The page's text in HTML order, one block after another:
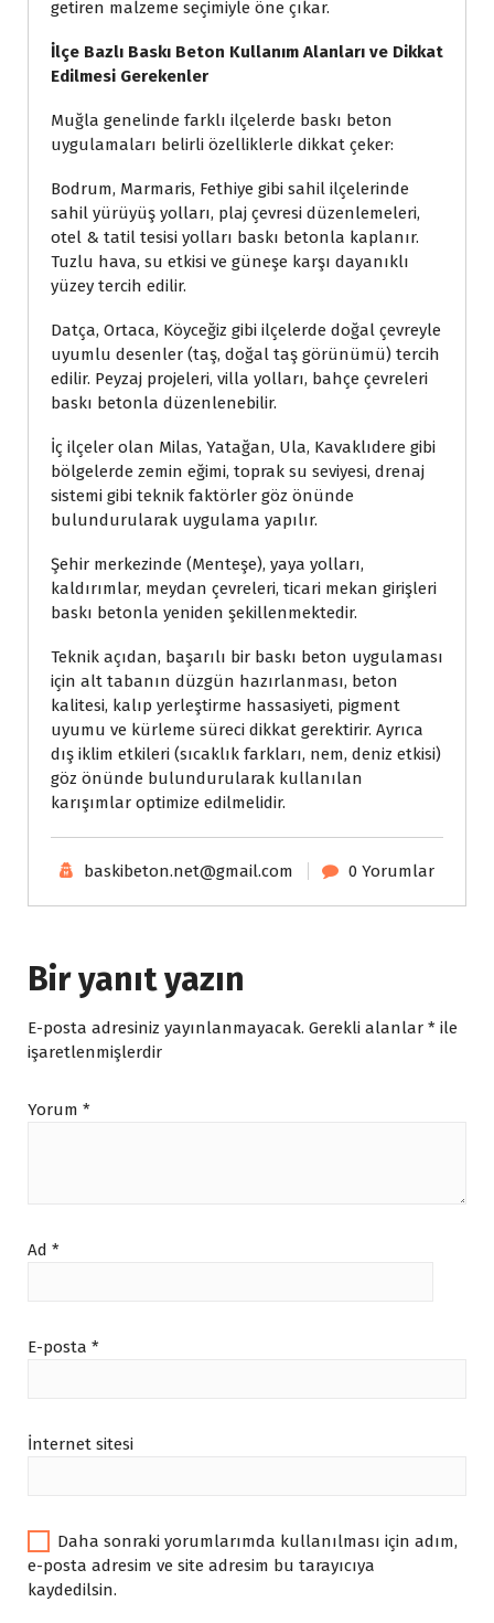
getiren malzeme seçimiyle öne çıkar.
İlçe Bazlı Baskı Beton Kullanım Alanları ve Dikkat
Edilmesi Gerekenler
Muğla genelinde farklı ilçelerde baskı beton
uygulamaları belirli özelliklerle dikkat çeker:
Bodrum, Marmaris, Fethiye gibi sahil ilçelerinde
sahil yürüyüş yolları, plaj çevresi düzenlemeleri,
otel & tatil tesisi yolları baskı betonla kaplanır.
Tuzlu hava, su etkisi ve güneşe karşı dayanıklı
yüzey tercih edilir.
Datça, Ortaca, Köyceğiz gibi ilçelerde doğal çevreyle
uyumlu desenler (taş, doğal taş görünümü) tercih
edilir. Peyzaj projeleri, villa yolları, bahçe çevreleri
baskı betonla düzenlenebilir.
İç ilçeler olan Milas, Yatağan, Ula, Kavaklıdere gibi
bölgelerde zemin eğimi, toprak su seviyesi, drenaj
sistemi gibi teknik faktörler göz önünde
bulundurularak uygulama yapılır.
Şehir merkezinde (Menteşe), yaya yolları,
kaldırımlar, meydan çevreleri, ticari mekan girişleri
baskı betonla yeniden şekillenmektedir.
Teknik açıdan, başarılı bir baskı beton uygulaması
için alt tabanın düzgün hazırlanması, beton
kalitesi, kalıp yerleştirme hassasiyeti, pigment
uyumu ve kürleme süreci dikkat gerektirir. Ayrıca
dış iklim etkileri (sıcaklık farkları, nem, deniz etkisi)
göz önünde bulundurularak kullanılan
karışımlar optimize edilmelidir.
baskibeton.net@gmail.com 0 Yorumlar
Bir yanıt yazın
E-posta adresiniz yayınlanmayacak. Gerekli alanlar * ile
işaretlenmişlerdir
Yorum *
Ad *
E-posta *
İnternet sitesi
Daha sonraki yorumlarımda kullanılması için adım,
e-posta adresim ve site adresim bu tarayıcıya
kaydedilsin.